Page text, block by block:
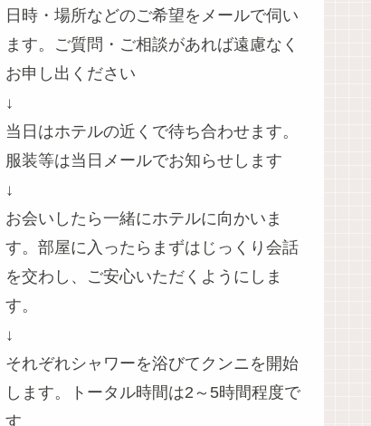
日時・場所などのご希望をメールで伺い
ます。ご質問・ご相談があれば遠慮なく
お申し出ください
↓
当日はホテルの近くで待ち合わせます。
服装等は当日メールでお知らせします
↓
お会いしたら一緒にホテルに向かいま
す。部屋に入ったらまずはじっくり会話
を交わし、ご安心いただくようにしま
す。
↓
それぞれシャワーを浴びてクンニを開始
します。トータル時間は2～5時間程度で
す